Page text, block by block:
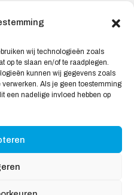
wij technologieën zoals
op te slaan en/of te raadplegen.
kunnen wij gegevens zoals
Als je geen toestemming
een nadelige invloed hebben op